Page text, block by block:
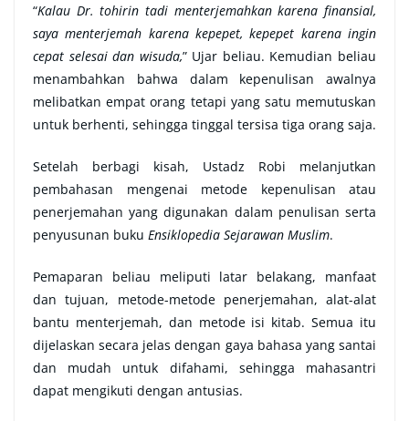
“Kalau Dr. tohirin tadi menterjemahkan karena finansial,
saya menterjemah karena kepepet, kepepet karena ingin
cepat selesai dan wisuda,” Ujar beliau. Kemudian beliau
menambahkan bahwa dalam kepenulisan awalnya
melibatkan empat orang tetapi yang satu memutuskan
untuk berhenti, sehingga tinggal tersisa tiga orang saja.
Setelah berbagi kisah, Ustadz Robi melanjutkan
pembahasan mengenai metode kepenulisan atau
penerjemahan yang digunakan dalam penulisan serta
penyusunan buku Ensiklopedia Sejarawan Muslim.
Pemaparan beliau meliputi latar belakang, manfaat
dan tujuan, metode-metode penerjemahan, alat-alat
bantu menterjemah, dan metode isi kitab. Semua itu
dijelaskan secara jelas dengan gaya bahasa yang santai
dan mudah untuk difahami, sehingga mahasantri
dapat mengikuti dengan antusias.